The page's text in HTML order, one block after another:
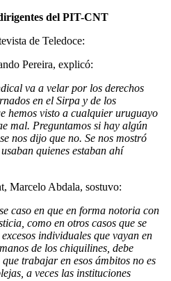
del PIT-CNT
de Teledoce:
Pereira, explicó:
va a velar por los derechos
en el Sirpa y de los
hemos visto a cualquier uruguayo
mal. Preguntamos si hay algún
nos dijo que no. Se nos mostró
quienes estaban ahí
Marcelo Abdala, sostuvo:
caso en que en forma notoria con
como en otros casos que se
individuales que vayan en
de los chiquilines, debe
trabajar en esos ámbitos no es
a veces las instituciones